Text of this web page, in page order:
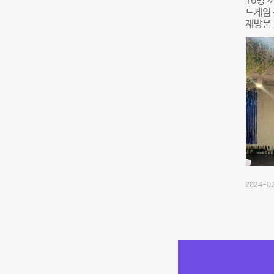
드게임
재방문
2024-